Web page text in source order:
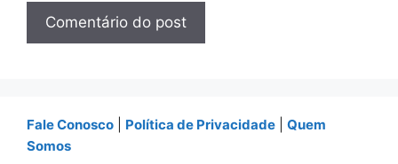
Fale Conosco Política de Privacidade
Quem
Somos